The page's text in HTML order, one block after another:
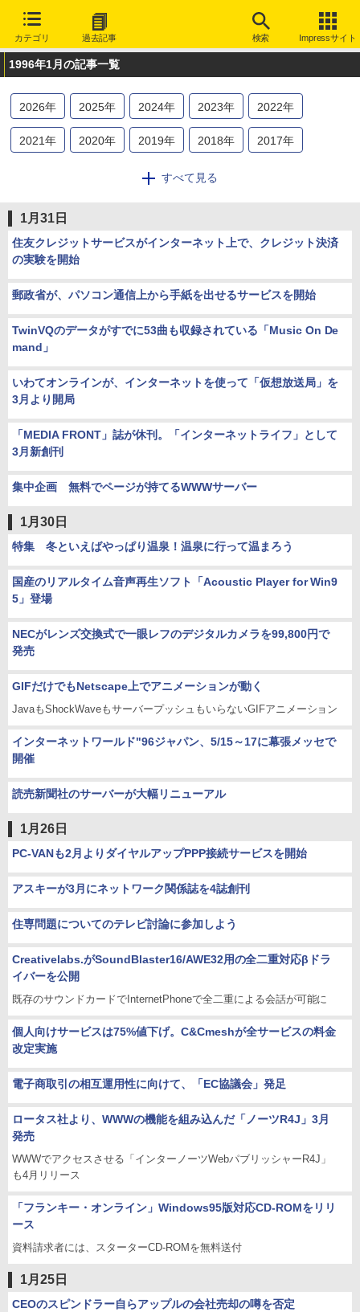
カテゴリ 過去記事 検索 Impressサイト
1996年1月の記事一覧
2026年 2025年 2024年 2023年 2022年
2021年 2020年 2019年 2018年 2017年
2014年 2013
2006 年 2005年 2004年 2003年 2002年
すべて見る
1月31日
住友クレジットサービスがインターネット上で、クレジット決済
の実験を開始
郵政省が、パソコン通信上から手紙を出せるサービスを開始
TwinVQのデータがすでに53曲も収録されている「Music On De
mand」
いわてオンラインが、インターネットを使って「仮想放送局」を
3月より開局
「MEDIA FRONT」誌が休刊。「インターネットライフ」として
3月新創刊
集中企画 無料でページが持てるWWWサーバー
1月30日
特集 冬といえばやっぱり温泉！温泉に行って温まろう
国産のリアルタイム音声再生ソフト「Acoustic Player for Win9
5」登場
NECがレンズ交換式で一眼レフのデジタルカメラを99,800円で
発売
GIFだけでもNetscape上でアニメーションが動く
JavaもShockWaveもサーバープッシュもいらないGIFアニメーション
インターネットワールド"96ジャパン、5/15～17に幕張メッセで
開催
読売新聞社のサーバーが大幅リニューアル
1月26日
PC-VANも2月よりダイヤルアップPPP接続サービスを開始
アスキーが3月にネットワーク関係誌を4誌創刊
住専問題についてのテレビ討論に参加しよう
Creativelabs.がSoundBlaster16/AWE32用の全二重対応βドラ
イバーを公開
既存のサウンドカードでInternetPhoneで全二重による会話が可能に
個人向けサービスは75%値下げ。C&Cmeshが全サービスの料金
改定実施
電子商取引の相互運用性に向けて、「EC協議会」発足
ロータス社より、WWWの機能を組み込んだ「ノーツR4J」3月
発売
WWWでアクセスさせる「インターノーツWebパブリッシャーR4J」
も4月リリース
「フランキー・オンライン」Windows95版対応CD-ROMをリリ
ース
資料請求者には、スターターCD-ROMを無料送付
1月25日
CEOのスピンドラー自らアップルの会社売却の噂を否定